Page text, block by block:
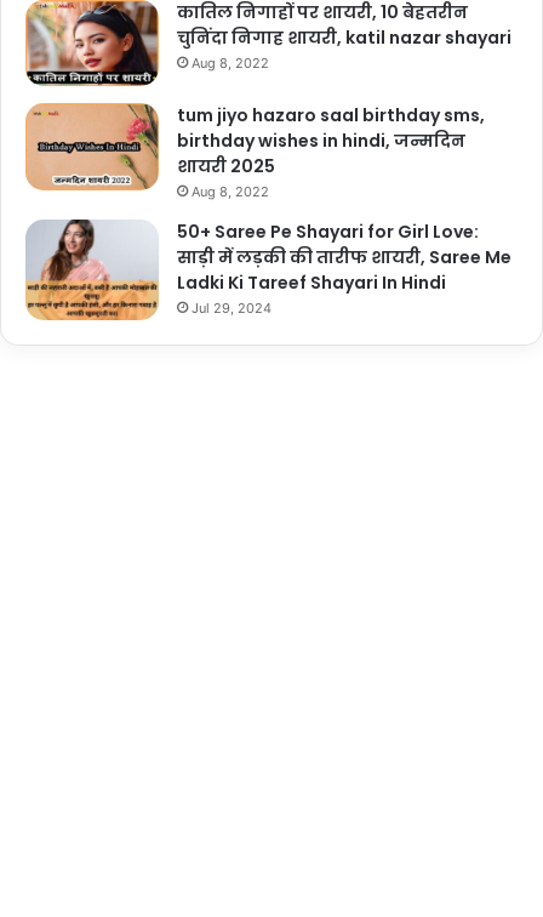
कातिल निगाहों पर शायरी, 10 बेहतरीन
चुनिंदा निगाह शायरी, katil nazar shayari
Aug 8, 2022
tum jiyo hazaro saal birthday sms,
birthday wishes in hindi, जन्मदिन
शायरी 2025
Aug 8, 2022
50+ Saree Pe Shayari for Girl Love:
साड़ी में लड़की की तारीफ शायरी, Saree Me
Ladki Ki Tareef Shayari In Hindi
Jul 29, 2024